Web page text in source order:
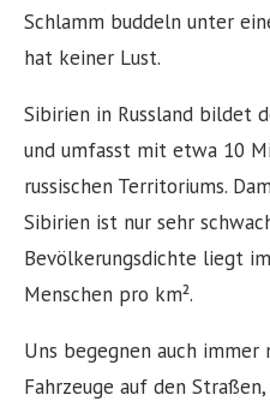
Schlamm buddeln unter
hat keiner Lust.
Sibirien in Russland bildet
und umfasst mit etwa 10
russischen Territoriums.
Sibirien ist nur sehr
Bevölkerungsdichte liegt
Menschen pro km².
Uns begegnen auch immer
Fahrzeuge auf den